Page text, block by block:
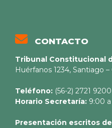
CONTACTO
Tribunal Constitucional
Huérfanos 1234, Santiago –
Teléfono: (56-2) 2721 9200
Horario Secretaría: 9:00
Presentación escritos